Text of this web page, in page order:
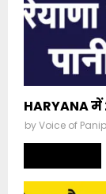
HARYANA
byVoice of